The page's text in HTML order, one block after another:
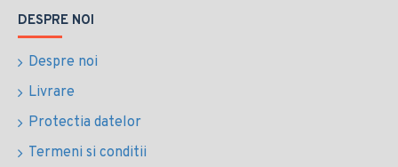
DESPRE NOI
Despre noi
Livrare
Protectia datelor
Termeni si conditii